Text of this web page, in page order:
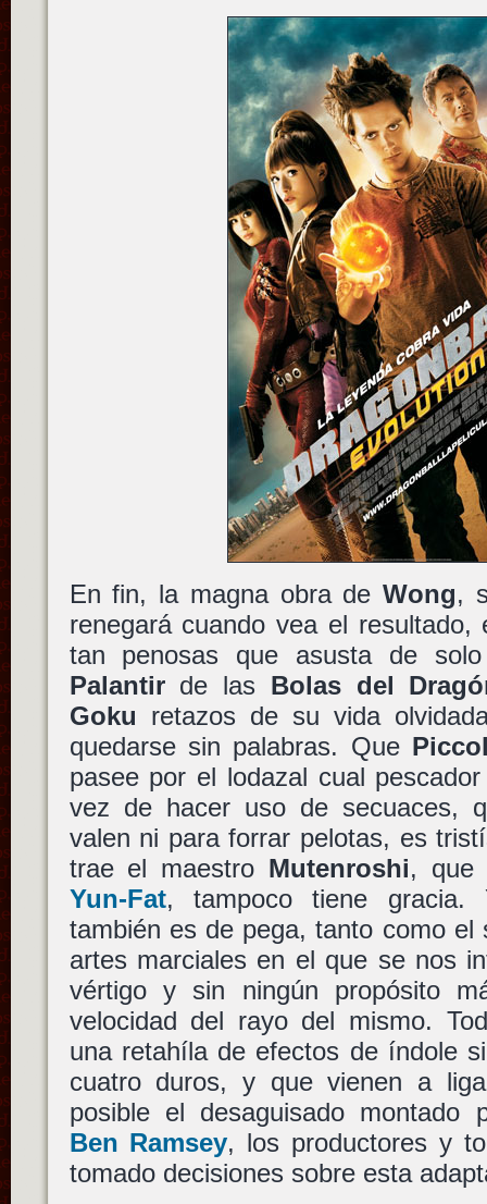
En fin, la magna obra deWong,
renegará cuando vea el resultado,
tan penosas que asusta de
Palantirde las Bolas del
Goku retazos de su vida
quedarse sin palabras. Que
pasee por el lodazal cual
vez de hacer uso de secuaces,
valen ni para forrar pelotas, es
trae el maestro Mutenroshi, que
Yun-Fat, tampoco tiene gracia.
también es de pega, tanto como el
artes marciales en el que se nos
vértigo y sin ningún propósito
velocidad del rayo del mismo.
una retahíla de efectos de índole
cuatro duros, y que vienen a
posible el desaguisado montado
Ben Ramsey, los productores y
tomado decisiones sobre esta